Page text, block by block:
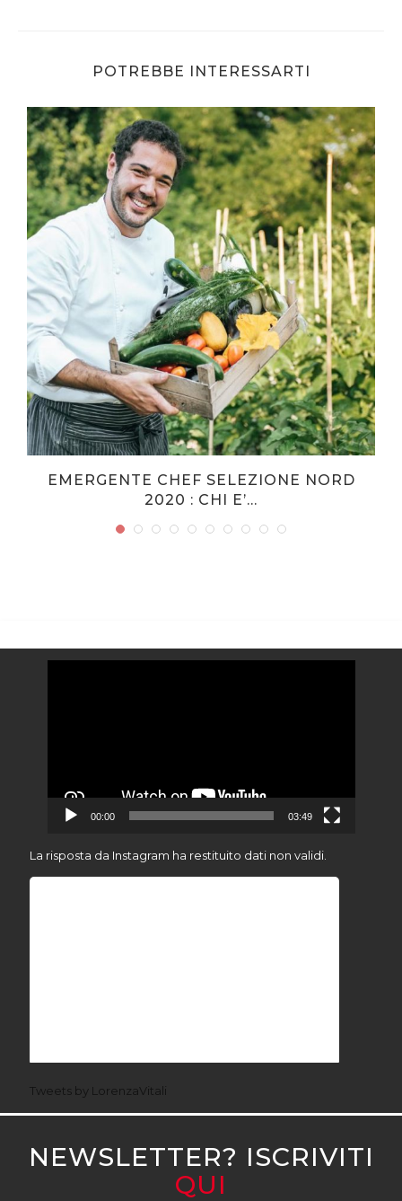
POTREBBE INTERESSARTI
EMERGENTE CHEF SELEZIONE NORD
2020 : CHI E’...
00:00 03:49
La risposta da Instagram ha restituito dati non validi.
Tweets by LorenzaVitali
NEWSLETTER? ISCRIVITI
QUI